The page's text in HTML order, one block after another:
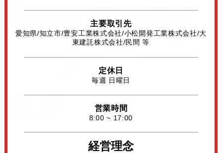
主要取引先
愛知県/知立市/豊安工業株式会社/小松開発工業株式会社/大
東建託株式会社/民間 等
定休日
毎週 日曜日
営業時間
8:00 ~ 17:00
経営理念